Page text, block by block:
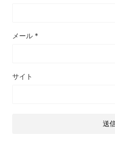
メール *
サイト